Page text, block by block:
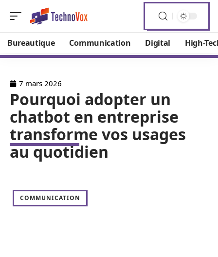
Bureautique Communication Digital High-
7 mars 2026
Pourquoi adopter un
chatbot en entreprise
transforme vos usages
au quotidien
COMMUNICATION